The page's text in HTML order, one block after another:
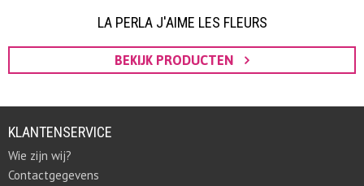
LA PERLA J'AIME LES FLEURS
BEKIJK PRODUCTEN
KLANTENSERVICE
Wie zijn wij?
Contactgegevens